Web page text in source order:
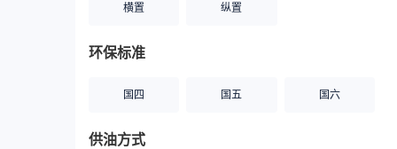
横置 纵置
环保标准
国四 国五 国六
供油方式